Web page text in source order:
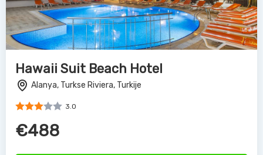
Hawaii Suit Beach Hotel
Alanya, Turkse Riviera, Turkije
3.0
€488